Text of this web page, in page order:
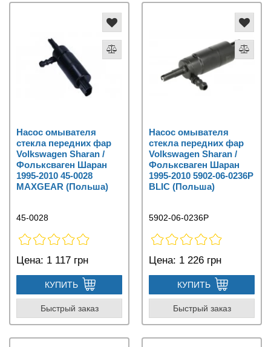
Насос омывателя
стекла передних фар
Volkswagen Sharan /
Фольксваген Шаран
1995-2010 45-0028
MAXGEAR (Польша)
45-0028
Цена: 1 117 грн
КУПИТЬ
Быстрый заказ
Насос омывателя
стекла передних фар
Volkswagen Sharan /
Фольксваген Шаран
1995-2010 5902-06-0236P
BLIC (Польша)
5902-06-0236P
Цена: 1 226 грн
КУПИТЬ
Быстрый заказ